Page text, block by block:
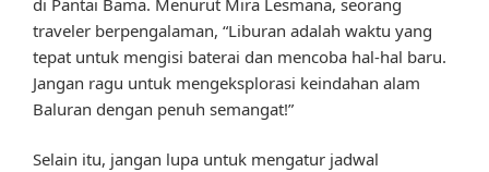
traveler berpengalaman, “Liburan adalah waktu yang
tepat untuk mengisi baterai dan mencoba hal-hal baru.
Jangan ragu untuk mengeksplorasi keindahan alam
Baluran dengan penuh semangat!”
Selain itu, jangan lupa untuk mengatur jadwal